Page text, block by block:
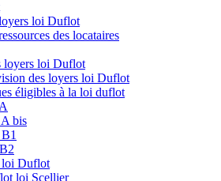
loi Duflot
des locataires
loyers loi Duflot
des loyers loi Duflot
éligibles à la loi duflot
bis
loi Duflot
loi Scellier